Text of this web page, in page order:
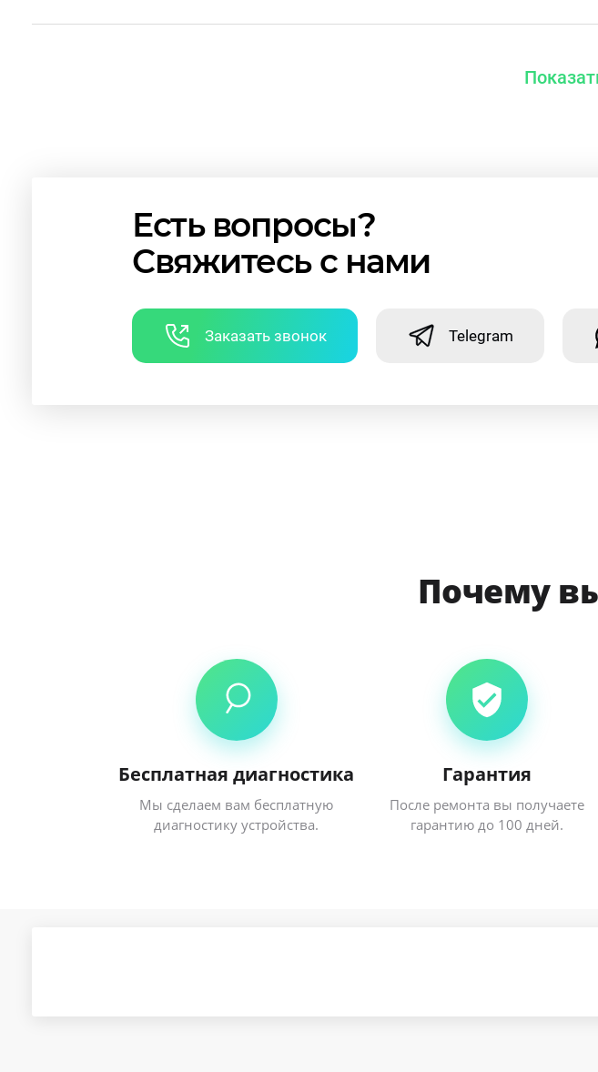
Есть вопросы?
Свяжитесь с нами
Заказать звонок Telegram
Почему
Бесплатная диагностика
Мы сделаем вам бесплатную
диагностику устройства.
Гарантия
После ремонта вы получаете
гарантию до 100 дней.